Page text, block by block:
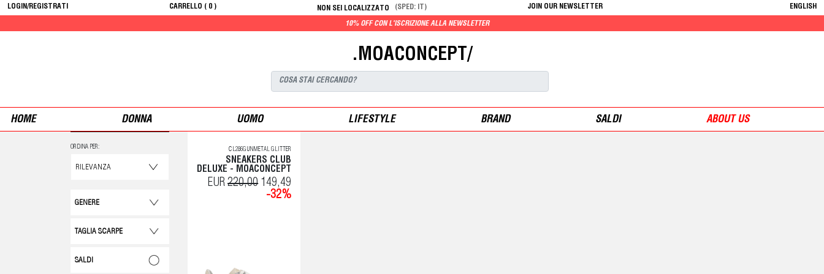
LOGIN/REGISTRATI CARRELLO (0 ) NON SEI LOCALIZZATO (SPED: IT) JOIN OUR NEWSLETTER ENGLISH
10% OFF CON L'ISCRIZIONE ALLA NEWSLETTER
.MOACONCEPT/
HOME DONNA UOMO LIFESTYLE BRAND SALDI ABOUT US
ORDINA PER:
GENERE
TAGLIA SCARPE
SALDI
CL286GUNMETAL GLITTER
SNEAKERS CLUB
DELUXE - MOACONCEPT
EUR220,00149,49
-32%